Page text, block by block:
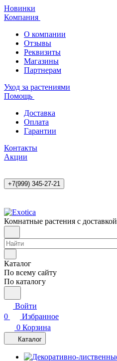
Новинки
Компания
О компании
Отзывы
Реквизиты
Магазины
Партнерам
Уход за растениями
Помощь
Доставка
Оплата
Гарантии
Контакты
Акции
+7(999) 345-27-21
Комнатные растения с
Каталог
По всему сайту
По каталогу
Войти
0
Избранное
0 Корзина
Каталог